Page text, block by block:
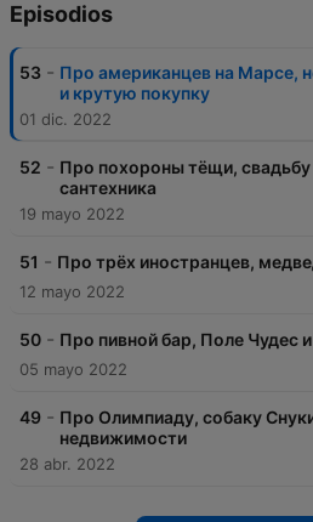
Episodios
53 - Про американцев на Марсе,
и крутую покупку
01 dic. 2022
52 - Про похороны тёщи, свадьбу
сантехника
19 mayo 2022
51 - Про трёх иностранцев,
12 mayo 2022
50 - Про пивной бар, Поле Чудес
05 mayo 2022
49 - Про Олимпиаду, собаку
недвижимости
28 abr. 2022